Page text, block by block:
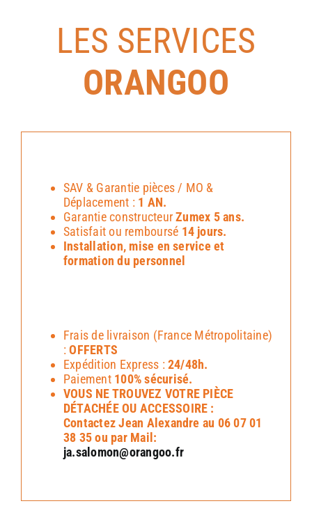
LES SERVICES
ORANGOO
SAV & Garantie pièces / MO &
Déplacement : 1 AN.
Garantie constructeurZumex 5 ans.
Satisfait ou remboursé 14 jours.
Installation, mise en service et
formation du personnel
Frais de livraison (France Métropolitaine)
:OFFERTS
Expédition Express :24/48h.
Paiement 100% sécurisé.
VOUS NE TROUVEZ VOTRE PIÈCE
DÉTACHÉE OU ACCESSOIRE :
Contactez Jean Alexandre au 06 07 01
38 35 ou par Mail:
ja.salomon@orangoo.fr